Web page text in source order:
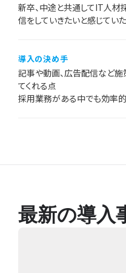
新卒、中途と共通してIT人
信をしていきたいと感じていた
導入の決め手
記事や動画、広告配信など施
てくれる点
採用業務がある中でも効率
最新の導入